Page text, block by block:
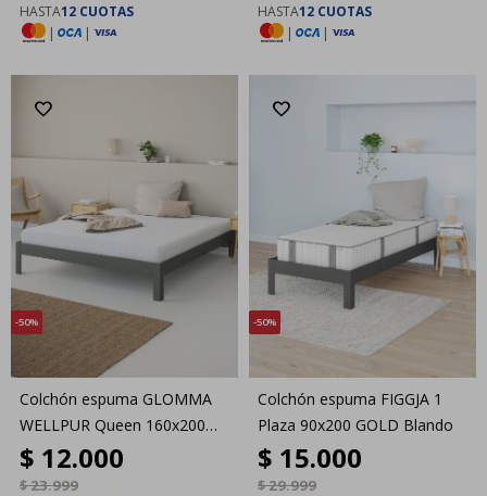
HASTA12 CUOTAS
|
|
HASTA12 CUOTAS
|
|
50
Colchón espuma GLOMMA
WELLPUR Queen 160x200
GOLD Firme
$ 12.000
$23.999
50
Colchón espuma FIGGJA 1
Plaza 90x200 GOLD Blando
$ 15.000
$29.999